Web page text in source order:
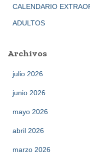
CALENDARIO
ADULTOS
Archivos
julio 2026
junio 2026
mayo 2026
abril 2026
marzo 2026